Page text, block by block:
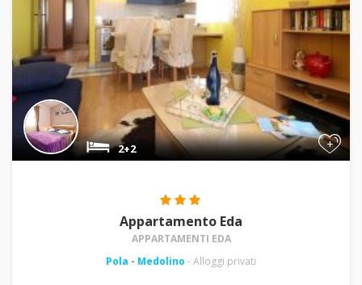
+
2+2
Appartamento Eda
APPARTAMENTI EDA
Pola - Medolino - Alloggi privati